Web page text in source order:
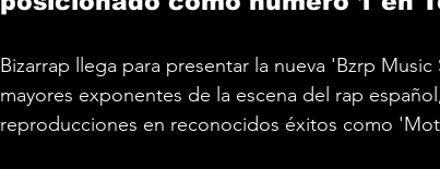
Bizarrap llega para presentar la nueva 'Bzrp
mayores exponentes de la escena del rap
reproducciones en reconocidos éxitos como